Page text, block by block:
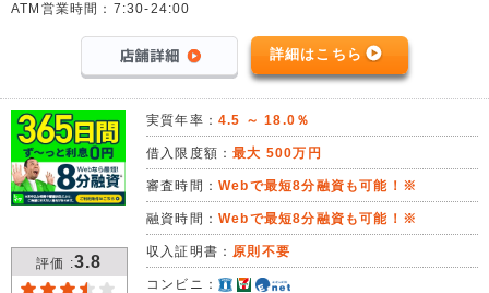
ATM営業時間：7:30-24:00
詳細はこちら
評価 :3.8
実質年率： 4.5 ～ 18.0％
借入限度額：最大 500万円
審査時間： Webで最短8分融資も可能！※
融資時間： Webで最短8分融資も可能！※
収入証明書： 原則不要
コンビニ：